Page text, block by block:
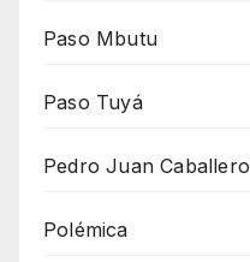
Paso Mbutu
Paso Tuyá
Pedro Juan Caballero
Polémica